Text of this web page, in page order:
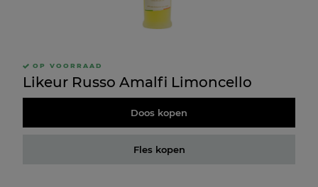
OP VOORRAAD
Likeur Russo Amalfi Limoncello
Doos kopen
Fles kopen